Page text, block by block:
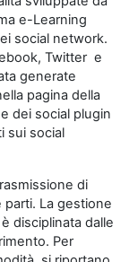
e-Learning
social network.
Twitter e
generate
pagina della
dei social plugin
sui social
di
La gestione
disciplinata dalle
Per